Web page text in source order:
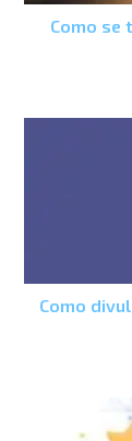
Como se
Como